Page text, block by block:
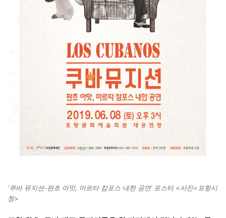
‘쿠바 뮤지션-판초 아맛, 마르타 캄포스 내한 공연’ 포스터 <사진=포항시
청>